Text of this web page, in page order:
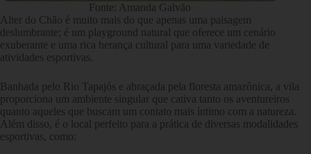
Fonte: Amanda Galvão
Alter do Chão é muito mais do que apenas uma paisagem
deslumbrante; é um playground natural que oferece um cenário
exuberante e uma rica herança cultural para uma variedade de
atividades esportivas.
Banhada pelo Rio Tapajós e abraçada pela floresta amazônica, a vila
proporciona um ambiente singular que cativa tanto os aventureiros
quanto aqueles que buscam um contato mais íntimo com a natureza.
Além disso, é o local perfeito para a prática de diversas modalidades
esportivas, como: